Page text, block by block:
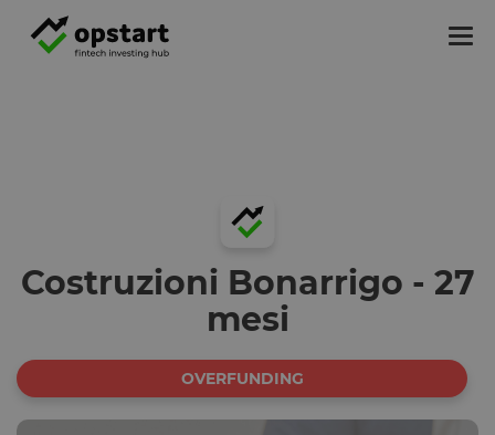
Costruzioni Bonarrigo - 27
mesi
OVERFUNDING